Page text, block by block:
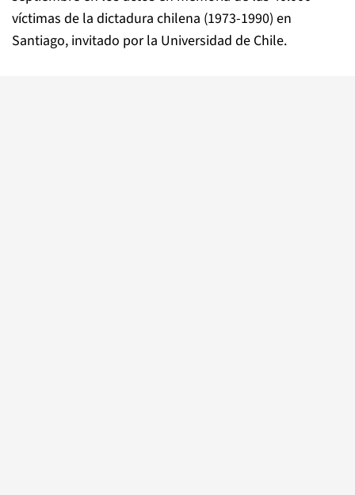
víctimas de la dictadura chilena (1973-1990) en
Santiago, invitado por la Universidad de Chile.